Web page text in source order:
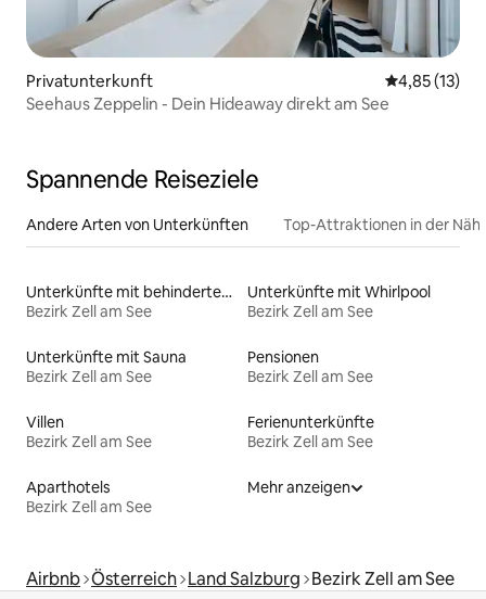
Privatunterkunft
4,85 (13)
Seehaus Zeppelin - Dein Hideaway direkt am See
Spannende Reiseziele
Andere Arten von Unterkünften Top-Attraktionen in der
Unterkünfte mit behindertengerechtem Bett
Bezirk Zell am See
Unterkünfte mit Whirlpool
Bezirk Zell am See
Unterkünfte mit Sauna
Bezirk Zell am See
Pensionen
Bezirk Zell am See
Villen
Bezirk Zell am See
Ferienunterkünfte
Bezirk Zell am See
Aparthotels
Bezirk Zell am See
Mehr anzeigen
Airbnb Österreich Land Salzburg Bezirk Zell am See